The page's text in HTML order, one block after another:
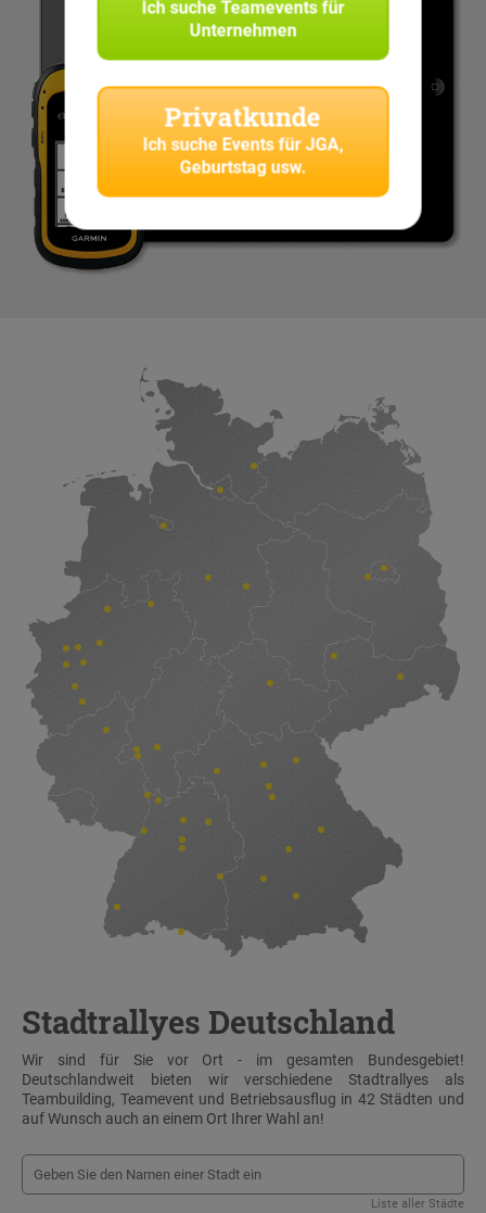
Stadtrallyes Deutschland
Wir sind für Sie vor Ort - im gesamten Bundesgebiet!
Deutschlandweit bieten wir verschiedene Stadtrallyes als
Teambuilding, Teamevent und Betriebsausflug in 42 Städten und
auf Wunsch auch an einem Ort Ihrer Wahl an!
Liste aller Städte
Ich sucheTeamevents für
Unternehmen
Privatkunde
Ich suche Events für JGA,
Geburtstag usw.